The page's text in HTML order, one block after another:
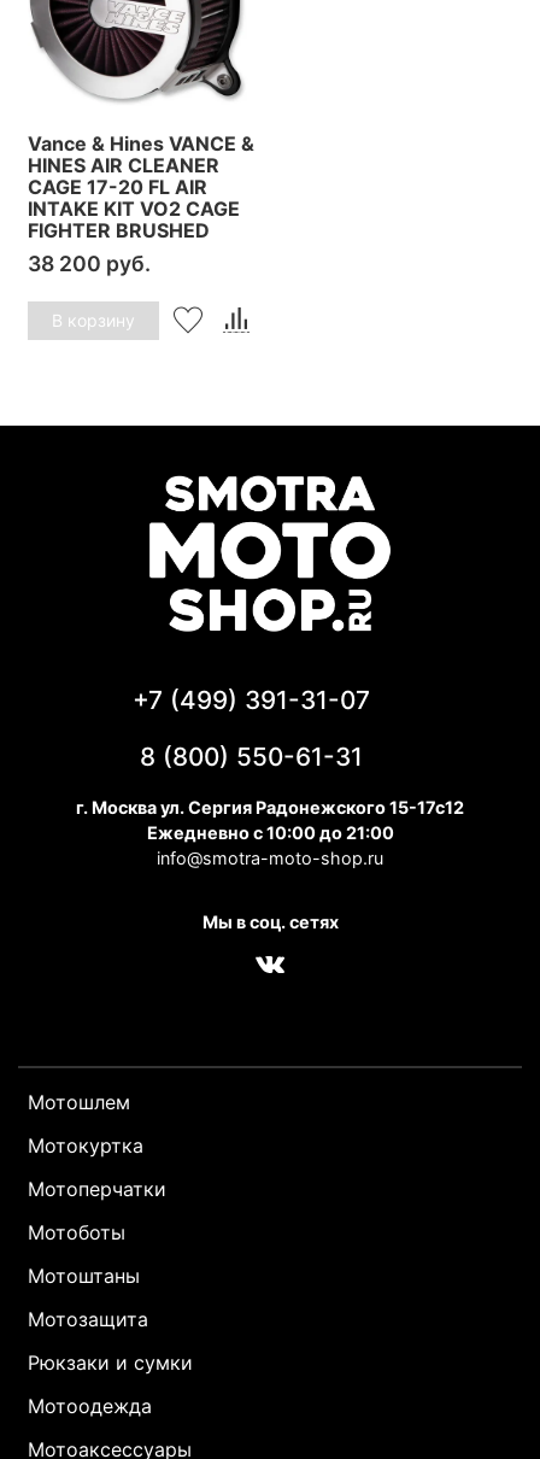
Vance & Hines VANCE &
HINES AIR CLEANER
CAGE 17-20 FL AIR
INTAKE KIT VO2 CAGE
FIGHTER BRUSHED
38 200 руб.
В корзину
Мотошлем
Мотокуртка
Мотоперчатки
Мотоботы
Мотоштаны
Мотозащита
Рюкзаки и сумки
Мотоодежда
Мотоаксессуары
+7 (499) 391-31-07
8 (800) 550-61-31
г. Москва ул. Сергия Радонежского 15-17с12
Ежедневно с 10:00 до 21:00
info@smotra-moto-shop.ru
Мы в соц. сетях